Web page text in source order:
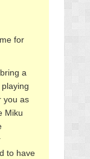
for
a
you as
Miku
to have